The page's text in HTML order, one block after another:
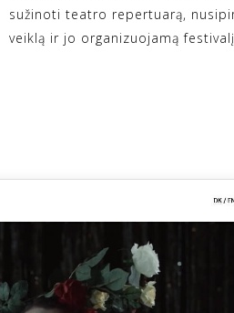
sužinoti teatro repertuarą,
veiklą ir jo organizuojamą